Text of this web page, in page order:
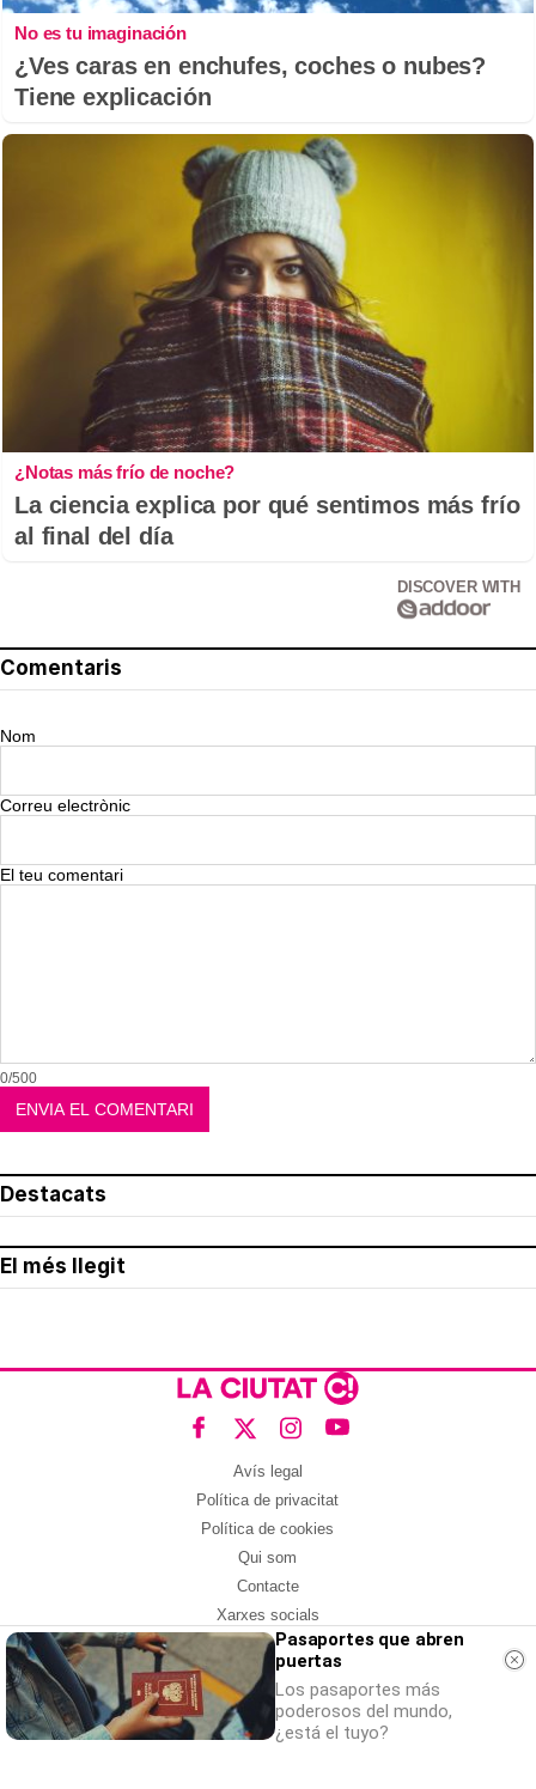
No es tu imaginación
¿Ves caras en enchufes, coches o nubes?
Tiene explicación
¿Notas más frío de noche?
La ciencia explica por qué sentimos más frío
al final del día
DISCOVER WITH
Comentaris
Nom
Correu electrònic
El teu comentari
0/500
Destacats
El més llegit
Avís legal
Política de privacitat
Política de cookies
Qui som
Contacte
Xarxes socials
Amb col·laboració de:
Pasaportes que abren
puertas
Los pasaportes más
poderosos del mundo,
¿está el tuyo?